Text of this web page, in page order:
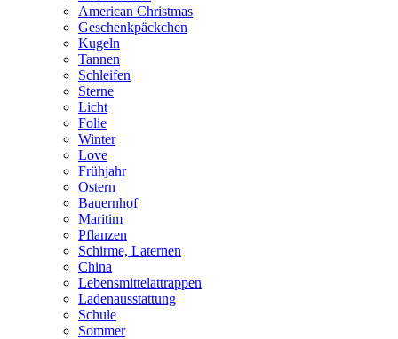
American Christmas
Geschenkpäckchen
Kugeln
Tannen
Schleifen
Sterne
Licht
Folie
Winter
Love
Frühjahr
Ostern
Bauernhof
Maritim
Pflanzen
Schirme, Laternen
China
Lebensmittelattrappen
Ladenausstattung
Schule
Sommer